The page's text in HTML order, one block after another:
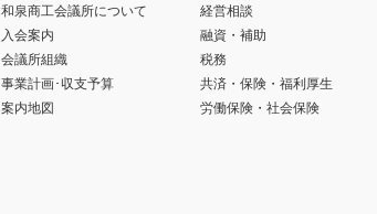
和泉商工会議所について
入会案内
会議所組織
事業計画･収支予算
案内地図
経営相談
融資・補助
税務
共済・保険・福利厚生
労働保険・社会保険